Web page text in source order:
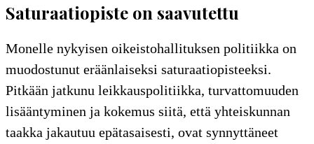
Saturaatiopiste on saavutettu
Monelle nykyisen oikeistohallituksen politiikka on
muodostunut eräänlaiseksi saturaatiopisteeksi.
Pitkään jatkunu leikkauspolitiikka, turvattomuuden
lisääntyminen ja kokemus siitä, että yhteiskunnan
taakka jakautuu epätasaisesti, ovat synnyttäneet